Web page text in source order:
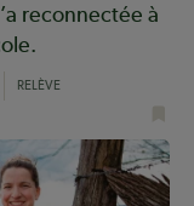
reconnectée à
RELÈVE